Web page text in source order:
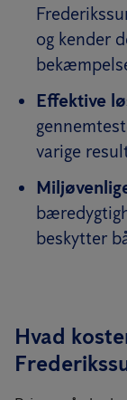
og kender
Effektive
varige
beskytter
Hvad